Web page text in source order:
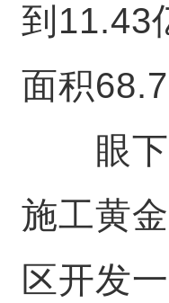
到11.43
面积
眼下
施工黄
区开发